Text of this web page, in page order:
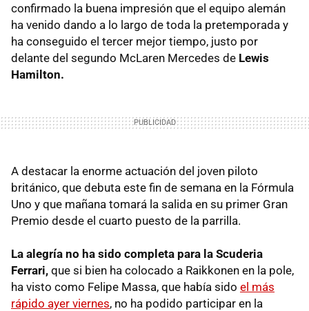
confirmado la buena impresión que el equipo alemán
ha venido dando a lo largo de toda la pretemporada y
ha conseguido el tercer mejor tiempo, justo por
delante del segundo McLaren Mercedes de Lewis
Hamilton.
A destacar la enorme actuación del joven piloto
británico, que debuta este fin de semana en la Fórmula
Uno y que mañana tomará la salida en su primer Gran
Premio desde el cuarto puesto de la parrilla.
La alegría no ha sido completa para la Scuderia
Ferrari, que si bien ha colocado a Raikkonen en la pole,
ha visto como Felipe Massa, que había sido el más
rápido ayer viernes, no ha podido participar en la